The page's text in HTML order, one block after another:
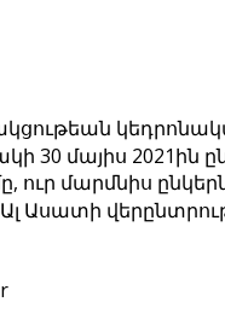
30 մայիս 2021ին
ուր մարմնիս
Ասատի